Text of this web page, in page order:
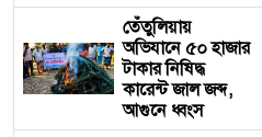
তেঁতুলিয়ায়
অভিযানে ৫০ হাজার
টাকার নিষিদ্ধ
কারেন্ট জাল জব্দ,
আগুনে ধ্বংস